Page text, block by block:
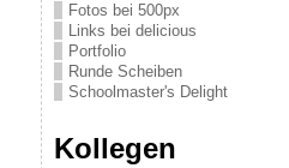
Fotos bei 500px
Links bei delicious
Portfolio
Runde Scheiben
Schoolmaster's Delight
Kollegen